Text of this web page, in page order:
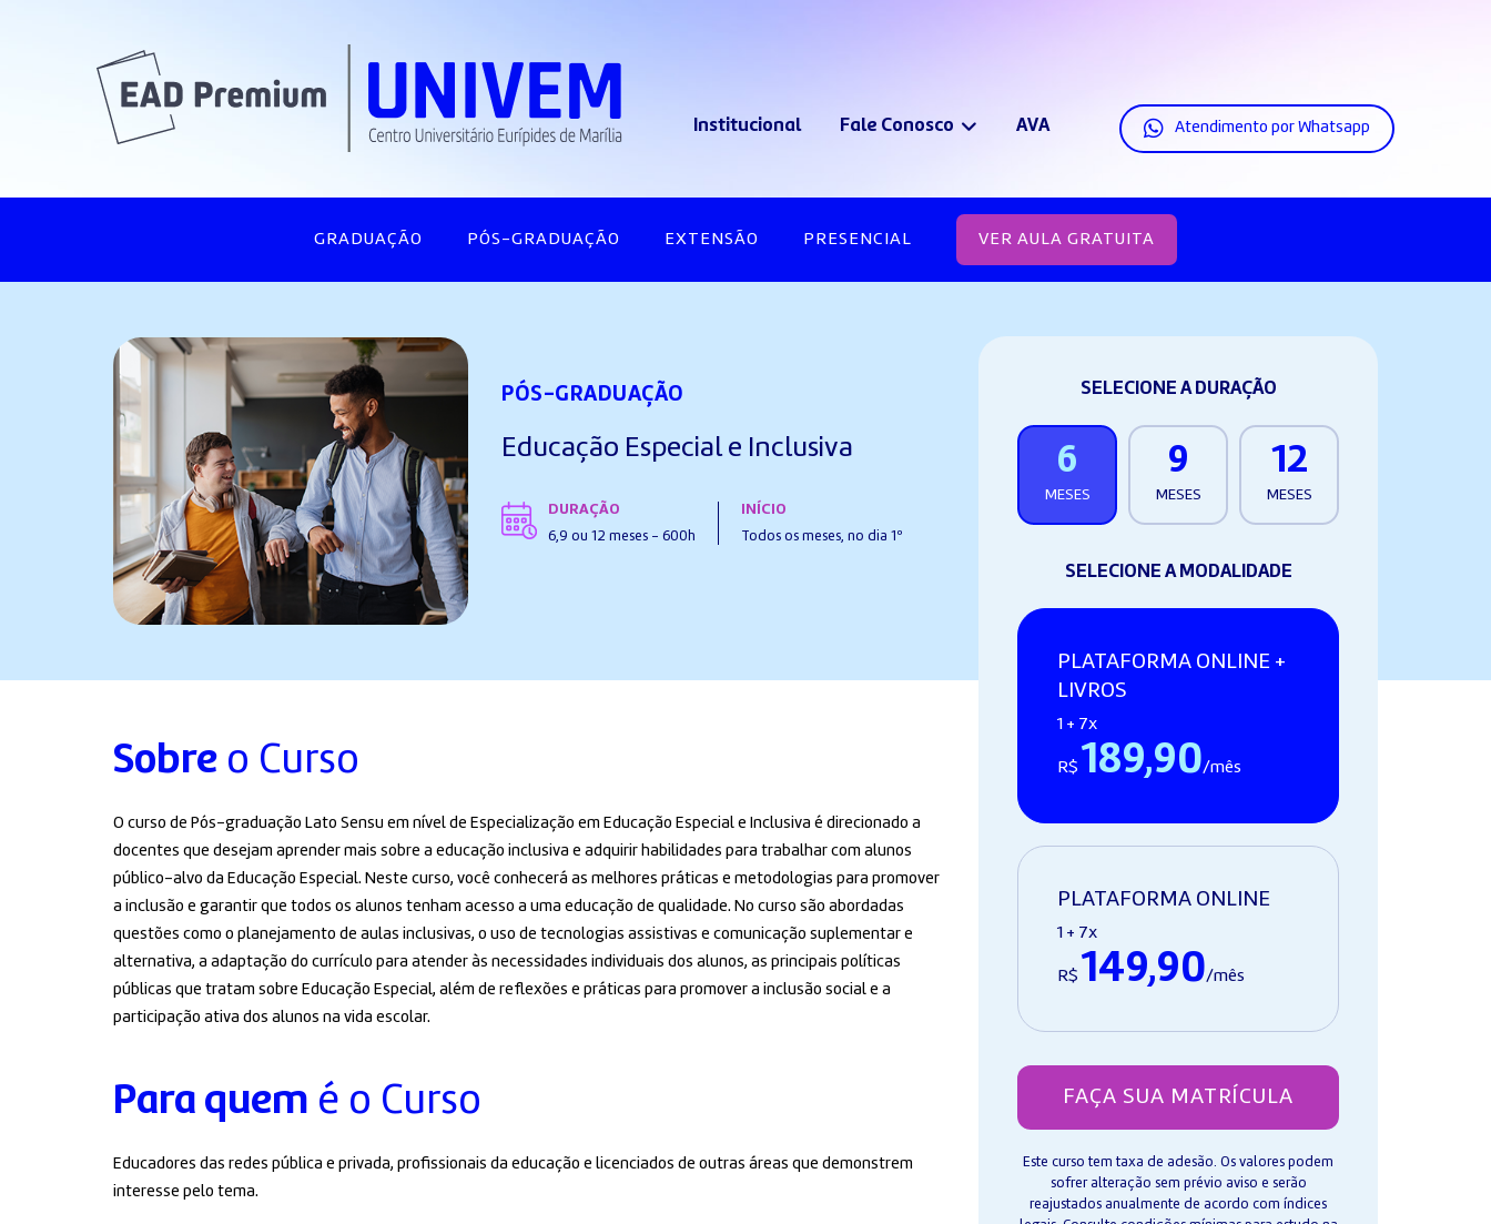
Institucional Fale Conosco AVA Atendimento por Whatsapp
GRADUAÇÃO PÓS-GRADUAÇÃO EXTENSÃO PRESENCIAL VER AULA GRATUITA
PÓS-GRADUAÇÃO
Educação Especial e Inclusiva
DURAÇÃO
6,9 ou 12 meses - 600h
INÍCIO
Todos os meses, no dia 1º
Sobre o Curso
O curso de Pós-graduação Lato Sensu em nível de Especialização em Educação Especial e Inclusiva é direcionado a
docentes que desejam aprender mais sobre a educação inclusiva e adquirir habilidades para trabalhar com alunos
público-alvo da Educação Especial. Neste curso, você conhecerá as melhores práticas e metodologias para promover
a inclusão e garantir que todos os alunos tenham acesso a uma educação de qualidade. No curso são abordadas
questões como o planejamento de aulas inclusivas, o uso de tecnologias assistivas e comunicação suplementar e
alternativa, a adaptação do currículo para atender às necessidades individuais dos alunos, as principais políticas
públicas que tratam sobre Educação Especial, além de reflexões e práticas para promover a inclusão social e a
participação ativa dos alunos na vida escolar.
Para quem é o Curso
Educadores das redes pública e privada, profissionais da educação e licenciados de outras áreas que demonstrem
interesse pelo tema.
SELECIONE A DURAÇÃO
6
MESES
9
MESES
12
MESES
SELECIONE A MODALIDADE
PLATAFORMA ONLINE +
LIVROS
1 + 7x
R$ 189,90/mês
PLATAFORMA ONLINE
1 + 7x
R$ 149,90/mês
FAÇA SUA MATRÍCULA
Este curso tem taxa de adesão. Os valores podem
sofrer alteração sem prévio aviso e serão
reajustados anualmente de acordo com índices